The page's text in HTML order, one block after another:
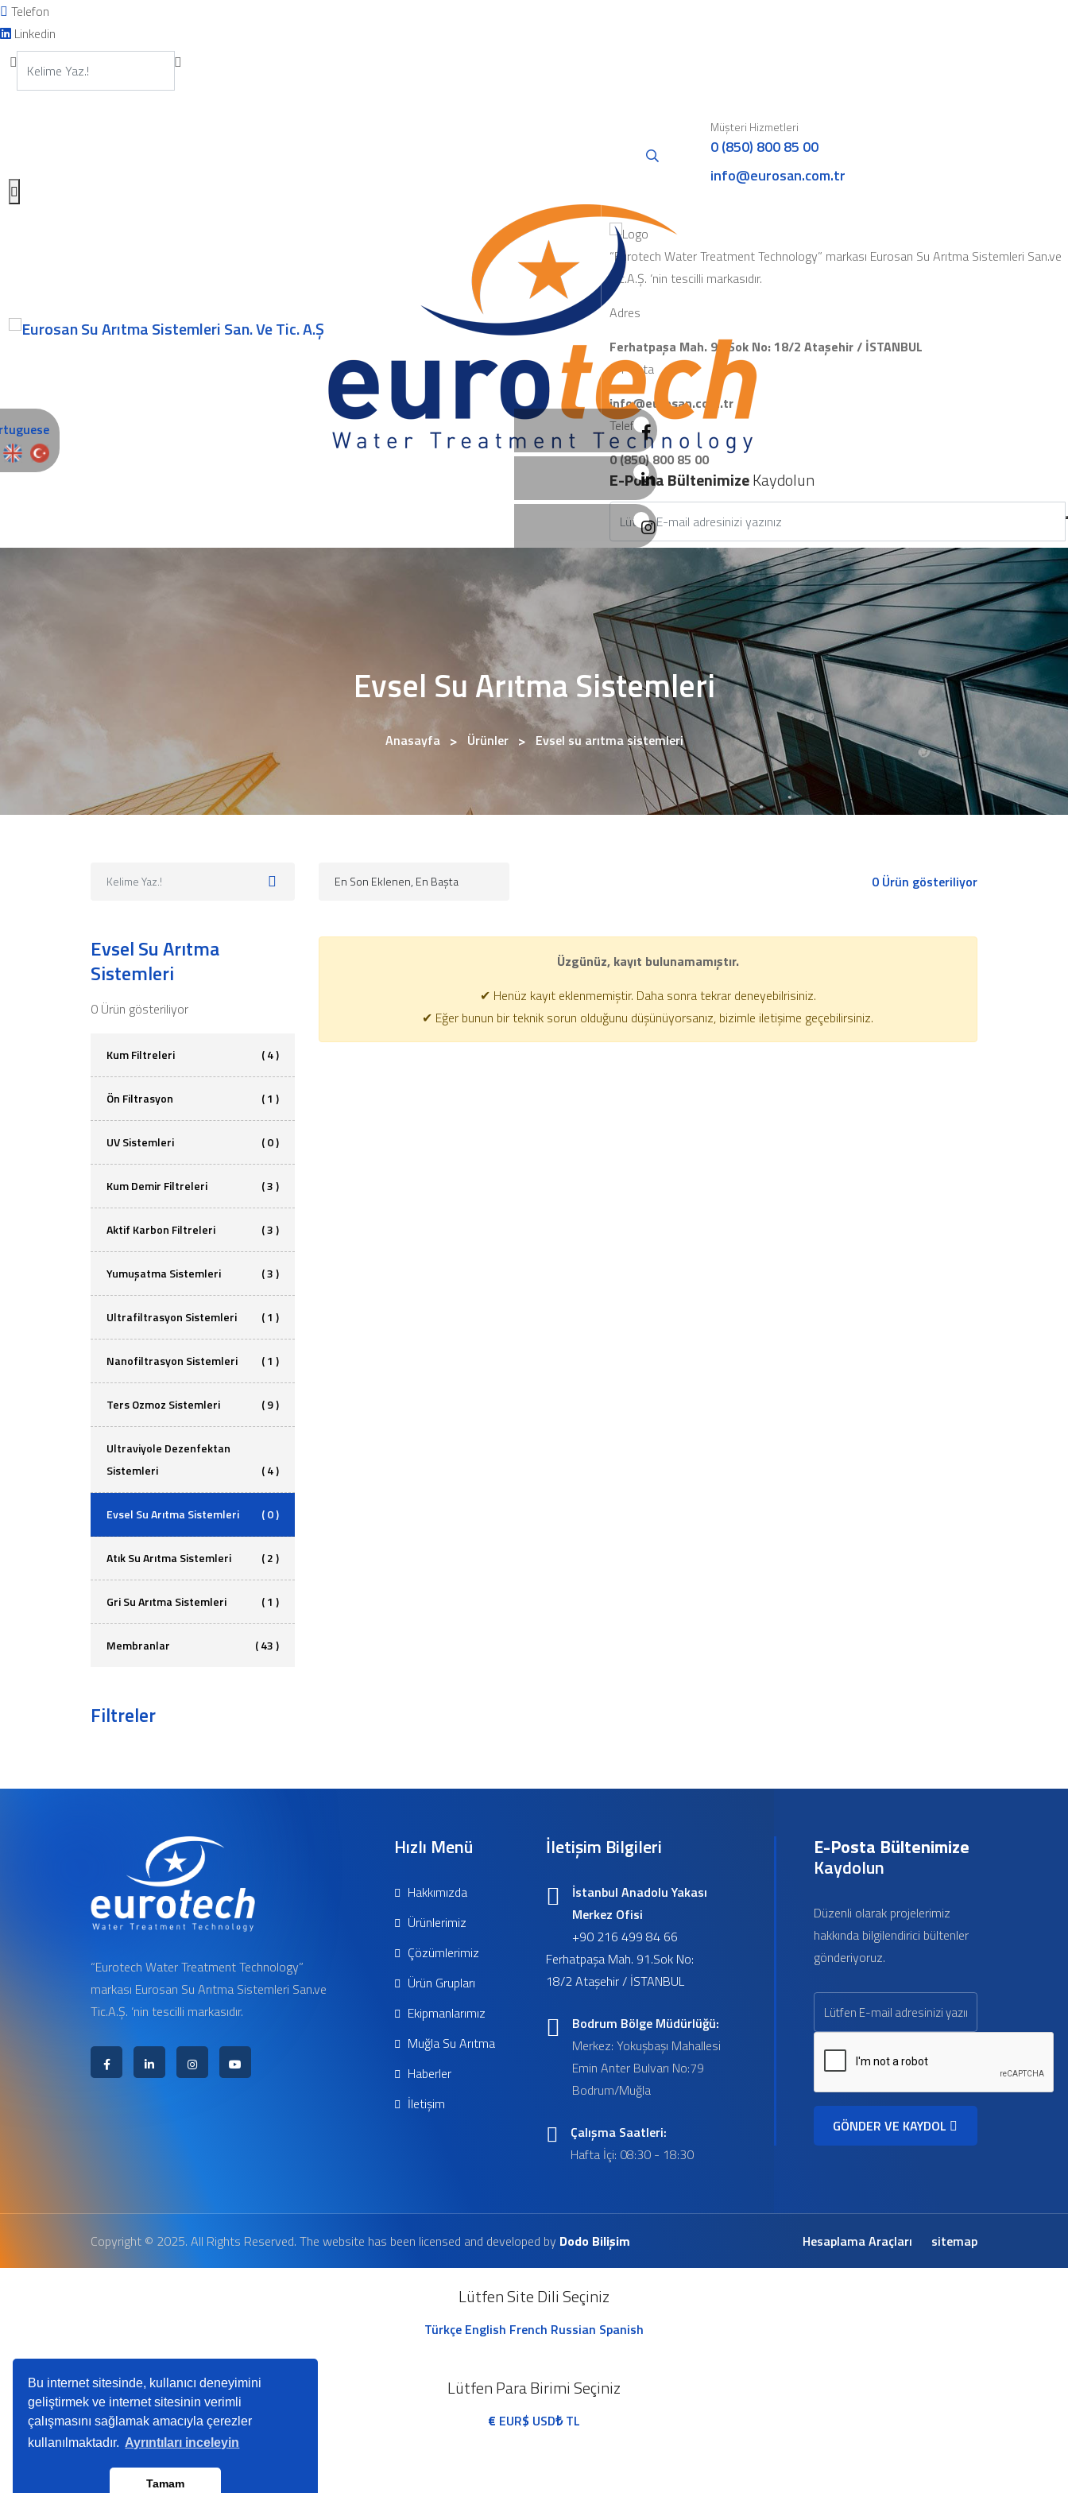
Bu internet sitesinde, kullanıcı deneyimini
geliştirmek ve internet sitesinin verimli
çalışmasını sağlamak amacıyla çerezler
kullanılmaktadır. Ayrıntıları inceleyin
Tamam
Telefon
Linkedin
Müşteri Hizmetleri
0 (850) 800 85 00
info@eurosan.com.tr
“Eurotech Water Treatment Technology” markası Eurosan Su Arıtma Sistemleri San.ve
Tic.A.Ş. ‘nin tescilli markasıdır.
Adres
Ferhatpaşa Mah. 91.Sok No: 18/2 Ataşehir / İSTANBUL
E-Posta
info@eurosan.com.tr
Telefon
0 (850) 800 85 00
E-Posta BültenimizeKaydolun
Evsel Su Arıtma Sistemleri
Anasayfa Ürünler Evsel su arıtma sistemleri
Evsel Su Arıtma
Sistemleri
0 Ürün gösteriliyor
Kum Filtreleri ( 4 )
Ön Filtrasyon ( 1 )
UV Sistemleri ( 0 )
Kum Demir Filtreleri ( 3 )
Aktif Karbon Filtreleri ( 3 )
Yumuşatma Sistemleri ( 3 )
Ultrafiltrasyon Sistemleri ( 1 )
Nanofiltrasyon Sistemleri ( 1 )
Ters Ozmoz Sistemleri ( 9 )
Ultraviyole Dezenfektan
Sistemleri
( 4 )
Evsel Su Arıtma Sistemleri ( 0 )
Atık Su Arıtma Sistemleri ( 2 )
Gri Su Arıtma Sistemleri ( 1 )
Membranlar ( 43 )
Filtreler
0 Ürün gösteriliyor
Üzgünüz, kayıt bulunamamıştır.
✔ Henüz kayıt eklenmemiştir. Daha sonra tekrar deneyebilrisiniz.
✔ Eğer bunun bir teknik sorun olduğunu düşünüyorsanız, bizimle iletişime geçebilirsiniz.
“Eurotech Water Treatment Technology”
markası Eurosan Su Arıtma Sistemleri San.ve
Tic.A.Ş. ‘nin tescilli markasıdır.
Hızlı Menü
Hakkımızda
Ürünlerimiz
Çözümlerimiz
Ürün Grupları
Ekipmanlarımız
Muğla Su Arıtma
Haberler
İletişim
İletişim Bilgileri
İstanbul Anadolu Yakası
Merkez Ofisi
+90 216 499 84 66
Ferhatpaşa Mah. 91.Sok No:
18/2 Ataşehir / İSTANBUL
Bodrum Bölge Müdürlüğü:
Merkez: Yokuşbaşı Mahallesi
Emin Anter Bulvarı No:79
Bodrum/Muğla
Çalışma Saatleri:
Hafta İçi: 08:30 - 18:30
E-Posta Bültenimize
Kaydolun
Düzenli olarak projelerimiz
hakkında bilgilendirici bültenler
gönderiyoruz.
GÖNDER VE KAYDOL
Copyright © 2025. All Rights Reserved. The website has been licensed and developed by Dodo Bilişim Hesaplama Araçları sitemap
Lütfen Site Dili Seçiniz
Türkçe English French Russian Spanish
Lütfen Para Birimi Seçiniz
€ EUR$ USD₺TL